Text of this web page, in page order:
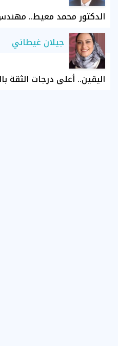
الدكتور محمد معيط..
جيلان غيطاني
اليقين.. أعلى درجات الثقة